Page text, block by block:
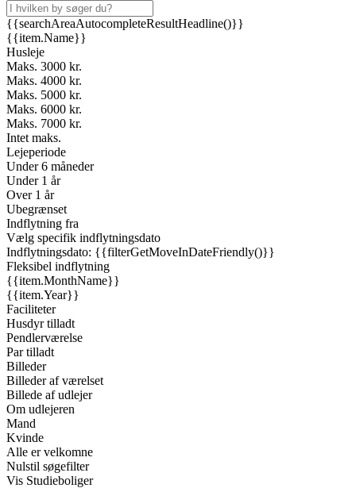
{{searchAreaAutocompleteResultHeadline()}}
{{item.Name}}
Husleje
Maks. 3000 kr.
Maks. 4000 kr.
Maks. 5000 kr.
Maks. 6000 kr.
Maks. 7000 kr.
Intet maks.
Lejeperiode
Under 6 måneder
Under 1 år
Over 1 år
Ubegrænset
Indflytning fra
Vælg specifik indflytningsdato
Indflytningsdato: {{filterGetMoveInDateFriendly()}}
Fleksibel indflytning
{{item.MonthName}}
{{item.Year}}
Faciliteter
Husdyr tilladt
Pendlerværelse
Par tilladt
Billeder
Billeder af værelset
Billede af udlejer
Om udlejeren
Mand
Kvinde
Alle er velkomne
Nulstil søgefilter
Vis Studieboliger